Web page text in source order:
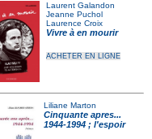
Laurent Galandon
Jeanne Puchol
Laurence Croix
Vivre à en mourir
ACHETER EN LIGNE
Liliane Marton
Cinquante apres...
1944-1994 ; l'espoir